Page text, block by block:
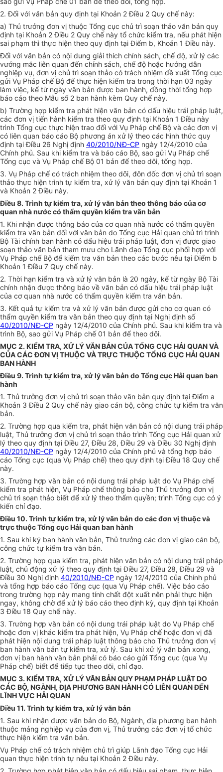
2. Đối với văn bản quy định tại Khoản 2 Điều 2 Quy chế này:
a) Thủ trưởng đơn vị thuộc Tổng cục chủ trì soạn thảo văn bản quy
định tại Khoản 2 Điều 2 Quy chế này tổ chức kiểm tra, nếu phát hiện
sai phạm thì thực hiện theo quy định tại Điểm b, Khoản 1 Điều này.
Đối với văn bản có nội dung giải thích chính sách, chế độ, xử lý các
vướng mắc liên quan đến chính sách, chế độ hoặc hướng dẫn
nghiệp vụ, đơn vị chủ trì soạn thảo có trách nhiệm đề xuất Tổng cục
gửi Vụ Pháp chế Bộ để thực hiện kiểm tra trong thời hạn 03 ngày
làm việc, kể từ ngày văn bản được ban hành, đồng thời tổng hợp
báo cáo theo Mẫu số 2 ban hành kèm Quy chế này.
b) Trường hợp kiểm tra phát hiện văn bản có dấu hiệu trái pháp luật,
các đơn vị tiến hành kiểm tra theo quy định tại Khoản 1 Điều này
trình Tổng cục thực hiện trao đối với Vụ Pháp chế Bộ và các đơn vị
có liên quan báo cáo Bộ phương án xử lý theo các hình thức quy
định tại Điều 26 Nghị định 40/2010/NĐ-CP ngày 12/4/2010 của
Chính phủ. Sau khi kiểm tra và báo cáo Bộ, sao gửi Vụ Pháp chế
Tổng cục và Vụ Pháp chế Bộ 01 bản để theo dõi, tổng hợp.
3. Vụ Pháp chế có trách nhiệm theo dõi, đôn đốc đơn vị chủ trì soạn
thảo thực hiện trình tự kiểm tra, xử lý văn bản quy định tại Khoản 1
và Khoản 2 Điều này.
Điều 8. Trình tự kiểm tra, xử lý văn bản theo thông báo của cơ
quan nhà nước có thẩm quyền kiểm tra văn bản
1. Khi nhận được thông báo của cơ quan nhà nước có thẩm quyền
kiểm tra văn bản đối với văn bản do Tổng cục Hải quan chủ trì trình
Bộ Tài chính ban hành có dấu hiệu trái pháp luật, đơn vị được giao
soạn thảo văn bản tham mưu cho Lãnh đạo Tổng cục phối hợp với
Vụ Pháp chế Bộ để kiểm tra văn bản theo các bước nêu tại Điểm b
Khoản 1 Điều 7 Quy chế này.
2. Thời hạn kiểm tra và xử lý văn bản là 20 ngày, kể từ ngày Bộ Tài
chính nhận được thông báo về văn bản có dấu hiệu trái pháp luật
của cơ quan nhà nước có thẩm quyền kiểm tra văn bản.
3. Kết quả tự kiểm tra và xử lý văn bản được gửi cho cơ quan có
thẩm quyền kiểm tra văn bản theo quy định tại Nghị định số
40/2010/NĐ-CP ngày 12/4/2010 của Chính phủ. Sau khi kiểm tra và
trình Bộ, sao gửi Vụ Pháp chế 01 bản để theo dõi.
MỤC 2. KIỂM TRA, XỬ LÝ VĂN BẢN CỦA TỔNG CỤC HẢI QUAN VÀ
CỦA CÁC ĐƠN VỊ THUỘC VÀ TRỰC THUỘC TỔNG CỤC HẢI QUAN
BAN HÀNH
Điều 9. Trình tự kiểm tra, xử lý văn bản do Tổng cục Hải quan ban
hành
1. Thủ trưởng đơn vị chủ trì soạn thảo văn bản quy định tại Điểm a
Khoản 3 Điều 2 Quy chế này giao cán bộ, công chức tự kiểm tra văn
bản.
2. Trường hợp qua kiểm tra, phát hiện văn bản có nội dung trái pháp
luật, Thủ trưởng đơn vị chủ trì soạn thảo trình Tổng cục Hải quan xử
lý theo quy định tại Điều 27, Điều 28, Điều 29 và Điều 30 Nghị định
40/2010/NĐ-CP ngày 12/4/2010 của Chính phủ và tổng hợp báo
cáo Tổng cục (qua Vụ Pháp chế) theo quy định tại Điều 18 Quy chế
này.
3. Trường hợp văn bản có nội dung trái pháp luật do Vụ Pháp chế
kiểm tra phát hiện, Vụ Pháp chế thông báo cho Thủ trưởng đơn vị
chủ trì soạn thảo biết để xử lý theo thẩm quyền; trình Tổng cục có ý
kiến chỉ đạo.
Điều 10. Trình tự kiểm tra, xử lý văn bản do các đơn vị thuộc và
trực thuộc Tổng cục Hải quan ban hành
1. Sau khi ký ban hành văn bản, Thủ trưởng các đơn vị giao cán bộ,
công chức tự kiểm tra văn bản.
2. Trường hợp qua kiểm tra, phát hiện văn bản có nội dung trái pháp
luật, chủ động xử lý theo quy định tại Điều 27, Điều 28, Điều 29 và
Điều 30 Nghị định 40/2010/NĐ-CP ngày 12/4/2010 của Chính phủ
và tổng hợp báo cáo Tổng cục (qua Vụ Pháp chế). Việc báo cáo
trong trường hợp này mang tính chất đột xuất nên phải thực hiện
ngay, không chờ để xử lý báo cáo theo định kỳ, quy định tại Khoản
3 Điều 18 Quy chế này.
3. Trường hợp văn bản có nội dung trái pháp luật do Vụ Pháp chế
hoặc đơn vị khác kiểm tra phát hiện, Vụ Pháp chế hoặc đơn vị đã
phát hiện nội dung trái pháp luật thông báo cho Thủ trưởng đơn vị
ban hành văn bản tự kiểm tra, xử lý. Sau khi xử lý văn bản xong,
đơn vị ban hành văn bản phải có báo cáo gửi Tổng cục (qua Vụ
Pháp chế) biết để tiếp tục theo dõi, chỉ đạo.
MỤC 3. KIỂM TRA, XỬ LÝ VĂN BẢN QUY PHẠM PHÁP LUẬT DO
CÁC BỘ, NGÀNH, ĐỊA PHƯƠNG BAN HÀNH CÓ LIÊN QUAN ĐẾN
LĨNH VỰC HẢI QUAN
Điều 11. Trình tự kiểm tra, xử lý văn bản
1. Sau khi nhận được văn bản do Bộ, Ngành, địa phương ban hành
thuộc mảng nghiệp vụ của đơn vị, Thủ trưởng các đơn vị tổ chức
thực hiện kiểm tra văn bản.
Vụ Pháp chế có trách nhiệm chủ trì giúp Lãnh đạo Tổng cục Hải
quan thực hiện trình tự nêu tại Khoản 2 Điều này.